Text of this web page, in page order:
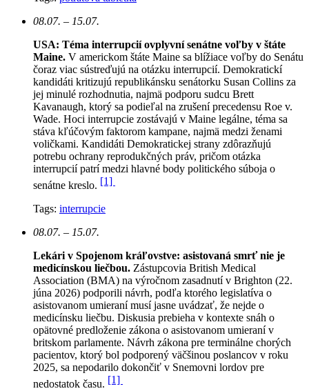
08.07. – 15.07.
USA: Téma interrupcií ovplyvní senátne voľby v štáte
Maine. V americkom štáte Maine sa blížiace voľby do Senátu
čoraz viac sústreďujú na otázku interrupcií. Demokratickí
kandidáti kritizujú republikánsku senátorku Susan Collins za
jej minulé rozhodnutia, najmä podporu sudcu Brett
Kavanaugh, ktorý sa podieľal na zrušení precedensu Roe v.
Wade. Hoci interrupcie zostávajú v Maine legálne, téma sa
stáva kľúčovým faktorom kampane, najmä medzi ženami
voličkami. Kandidáti Demokratickej strany zdôrazňujú
potrebu ochrany reprodukčných práv, pričom otázka
interrupcií patrí medzi hlavné body politického súboja o
senátne kreslo. [1]
Tags: interrupcie
08.07. – 15.07.
Lekári v Spojenom kráľovstve: asistovaná smrť nie je
medicínskou liečbou. Zástupcovia British Medical
Association (BMA) na výročnom zasadnutí v Brighton (22.
júna 2026) podporili návrh, podľa ktorého legislatíva o
asistovanom umieraní musí jasne uvádzať, že nejde o
medicínsku liečbu. Diskusia prebieha v kontexte snáh o
opätovné predloženie zákona o asistovanom umieraní v
britskom parlamente. Návrh zákona pre terminálne chorých
pacientov, ktorý bol podporený väčšinou poslancov v roku
2025, sa nepodarilo dokončiť v Snemovni lordov pre
nedostatok času. [1]